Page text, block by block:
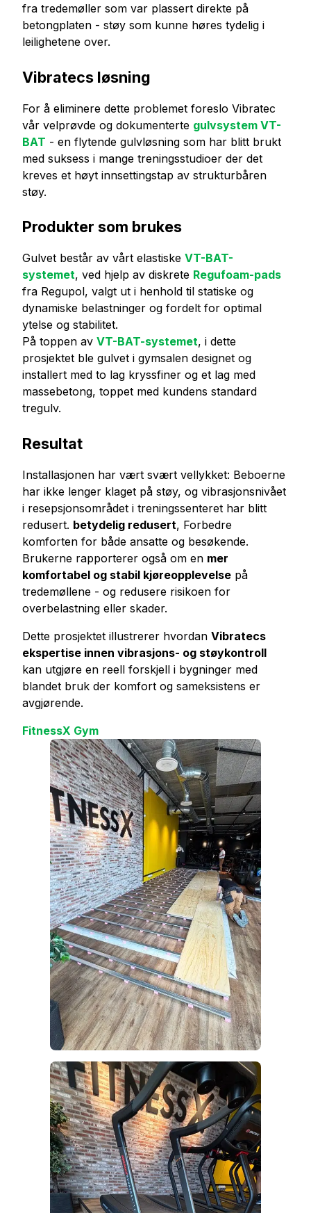
fra tredemøller som var plassert direkte på
betongplaten - støy som kunne høres tydelig i
leilighetene over.
Vibratecs løsning
For å eliminere dette problemet foreslo Vibratec
vår velprøvde og dokumenterte gulvsystem VT-
BAT - en flytende gulvløsning som har blitt brukt
med suksess i mange treningsstudioer der det
kreves et høyt innsettingstap av strukturbåren
støy.
Produkter som brukes
Gulvet består av vårt elastiske VT-BAT-
systemet, ved hjelp av diskrete Regufoam-pads
fra Regupol, valgt ut i henhold til statiske og
dynamiske belastninger og fordelt for optimal
ytelse og stabilitet.
På toppen av VT-BAT-systemet, i dette
prosjektet ble gulvet i gymsalen designet og
installert med to lag kryssfiner og et lag med
massebetong, toppet med kundens standard
tregulv.
Resultat
Installasjonen har vært svært vellykket: Beboerne
har ikke lenger klaget på støy, og vibrasjonsnivået
i resepsjonsområdet i treningssenteret har blitt
redusert. betydelig redusert, Forbedre
komforten for både ansatte og besøkende.
Brukerne rapporterer også om en mer
komfortabel og stabil kjøreopplevelse på
tredemøllene - og redusere risikoen for
overbelastning eller skader.
Dette prosjektet illustrerer hvordan Vibratecs
ekspertise innen vibrasjons- og støykontroll
kan utgjøre en reell forskjell i bygninger med
blandet bruk der komfort og sameksistens er
avgjørende.
FitnessX Gym